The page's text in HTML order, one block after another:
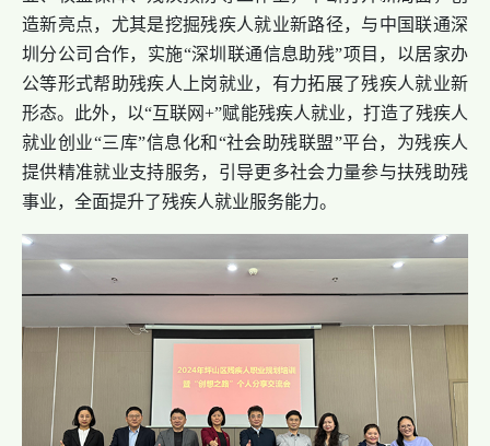
造新亮点，尤其是挖掘残疾人就业新路径，与中国联通深
圳分公司合作，实施“深圳联通信息助残”项目，以居家办
公等形式帮助残疾人上岗就业，有力拓展了残疾人就业新
形态。此外，以“互联网+”赋能残疾人就业，打造了残疾人
就业创业“三库”信息化和“社会助残联盟”平台，为残疾人
提供精准就业支持服务，引导更多社会力量参与扶残助残
事业，全面提升了残疾人就业服务能力。